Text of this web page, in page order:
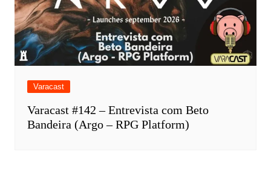
Varacast
Varacast #142 – Entrevista com Beto
Bandeira (Argo – RPG Platform)